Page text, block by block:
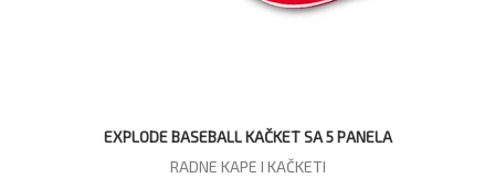
EXPLODE BASEBALL KAČKET SA 5 PANELA
RADNE KAPE I KAČKETI